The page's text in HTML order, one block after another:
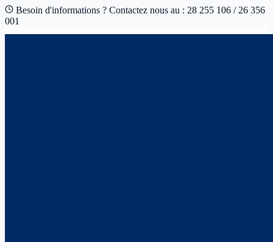
Besoin d'informations ? Contactez nous au : 28 255 106 / 26 356
001